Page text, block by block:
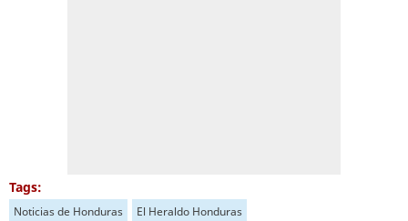
Tags:
Noticias de Honduras El Heraldo Honduras